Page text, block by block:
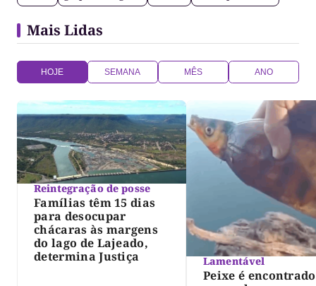
Mais Lidas
HOJE SEMANA MÊS ANO
Reintegração de posse
Famílias têm 15 dias
para desocupar
chácaras às margens
do lago de Lajeado,
determina Justiça
Lamentável
Peixe é encontrado